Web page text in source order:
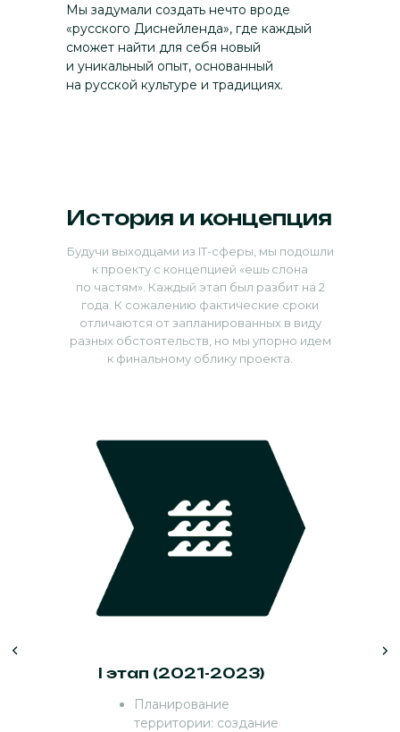
Мы задумали создать нечто вроде
«русского Диснейленда», где каждый
сможет найти для себя новый
и уникальный опыт, основанный
на русской культуре и традициях.
История и концепция
Будучи выходцами из IT-сферы, мы подошли
к проекту с концепцией «ешь слона
по частям». Каждый этап был разбит на 2
года. К сожалению фактические сроки
отличаются от запланированных в виду
разных обстоятельств, но мы упорно идем
к финальному облику проекта.
I этап (2021-2023)
Планирование
территории: создание